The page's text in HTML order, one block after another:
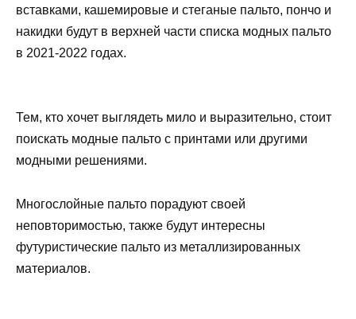
вставками, кашемировые и стеганые пальто, пончо и
накидки будут в верхней части списка модных пальто
в 2021-2022 годах.
Тем, кто хочет выглядеть мило и выразительно, стоит
поискать модные пальто с принтами или другими
модными решениями.
Многослойные пальто порадуют своей
неповторимостью, также будут интересны
футуристические пальто из металлизированных
материалов.